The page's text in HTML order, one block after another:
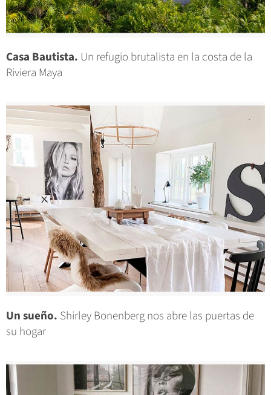
Casa Bautista. Un refugio brutalista en la costa de la
Riviera Maya
Un sueño. Shirley Bonenberg nos abre las puertas de
su hogar